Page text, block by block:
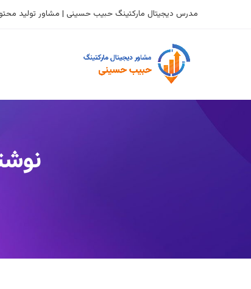
مدرس دیجیتال مارکتینگ حبیب حسینی | مشاور تولید